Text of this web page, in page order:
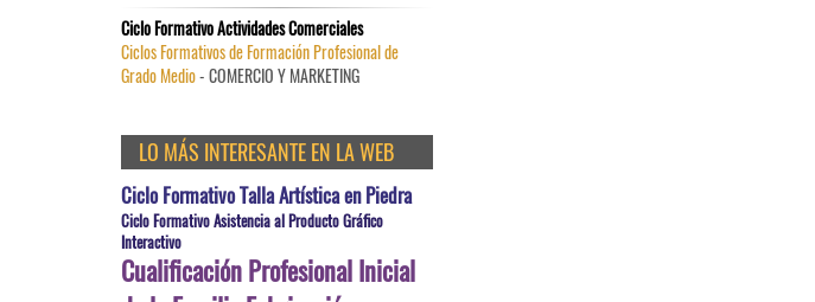
Ciclo Formativo Actividades Comerciales
Ciclos Formativos de Formación Profesional de
Grado Medio- COMERCIO Y MARKETING
LO MÁS INTERESANTE EN LA WEB
Ciclo Formativo Talla Artística en Piedra
Ciclo Formativo Asistencia al Producto Gráfico
Interactivo
Cualificación Profesional Inicial